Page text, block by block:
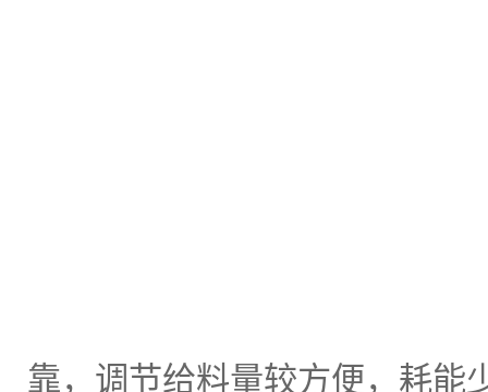
靠，调节给料量较方便，耗能